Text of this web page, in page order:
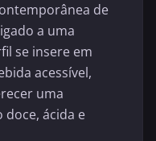
de
a uma
se insere em
acessível,
uma
doce, ácida e